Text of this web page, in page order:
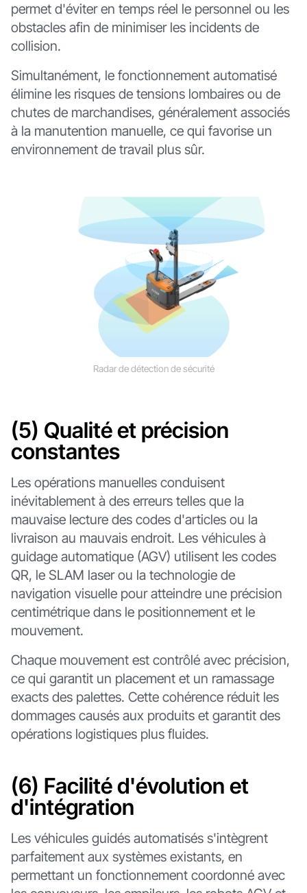
permet d'éviter en temps réel le personnel ou les
obstacles afin de minimiser les incidents de
collision.
Simultanément, le fonctionnement automatisé
élimine les risques de tensions lombaires ou de
chutes de marchandises, généralement associés
à la manutention manuelle, ce qui favorise un
environnement de travail plus sûr.
Radar de détection de sécurité
(5) Qualité et précision
constantes
Les opérations manuelles conduisent
inévitablement à des erreurs telles que la
mauvaise lecture des codes d'articles ou la
livraison au mauvais endroit. Les véhicules à
guidage automatique (AGV) utilisent les codes
QR, le SLAM laser ou la technologie de
navigation visuelle pour atteindre une précision
centimétrique dans le positionnement et le
mouvement.
Chaque mouvement est contrôlé avec précision,
ce qui garantit un placement et un ramassage
exacts des palettes. Cette cohérence réduit les
dommages causés aux produits et garantit des
opérations logistiques plus fluides.
(6) Facilité d'évolution et
d'intégration
Les véhicules guidés automatisés s'intègrent
parfaitement aux systèmes existants, en
permettant un fonctionnement coordonné avec